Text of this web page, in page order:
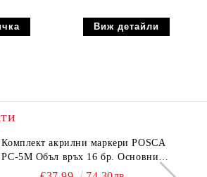
Виж детайли
Комплeкт акрилни маркери POSCA
PC-5M Объл връх 16 бр. Основни